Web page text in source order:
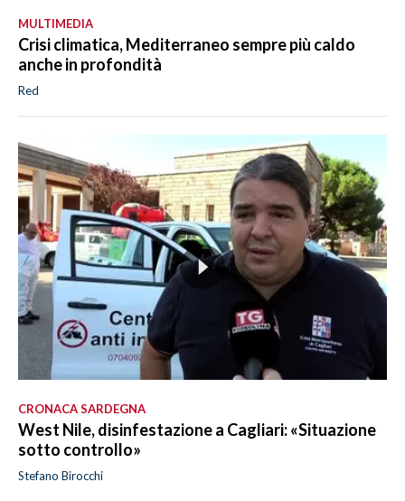
MULTIMEDIA
Crisi climatica, Mediterraneo sempre più caldo
anche in profondità
Red
CRONACA SARDEGNA
West Nile, disinfestazione a Cagliari: «Situazione
sotto controllo»
Stefano Birocchi